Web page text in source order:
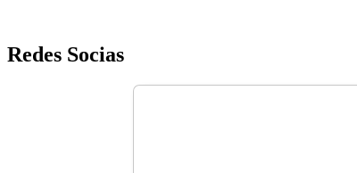
Saltar
para
Redes Socias